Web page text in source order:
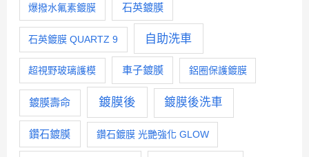
爆撥水氟素鍍膜 石英鍍膜
石英鍍膜 QUARTZ 9 自助洗車
超視野玻璃護模 車子鍍膜 鋁圈保護鍍膜
鍍膜壽命 鍍膜後 鍍膜後洗車
鑽石鍍膜 鑽石鍍膜 光艷強化 GLOW